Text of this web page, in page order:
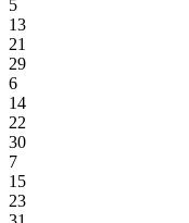
5
13
21
29
6
14
22
30
7
15
23